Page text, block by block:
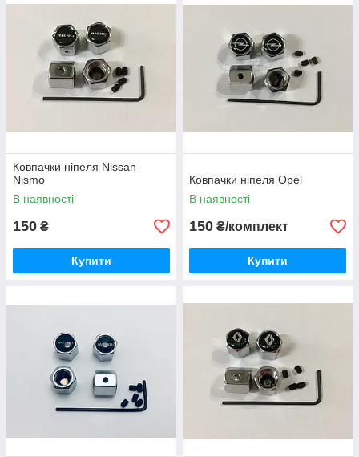
Ковпачки ніпеля Nissan
Nismo
В наявності
150 ₴
Купити
Ковпачки ніпеля Opel
В наявності
150 ₴/комплект
Купити